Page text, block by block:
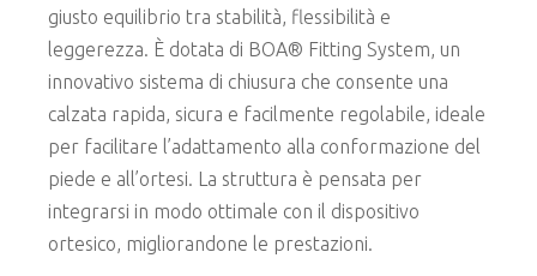
giusto equilibrio tra stabilità, flessibilità e
leggerezza. È dotata di BOA® Fitting System, un
innovativo sistema di chiusura che consente una
calzata rapida, sicura e facilmente regolabile, ideale
per facilitare l’adattamento alla conformazione del
piede e all’ortesi. La struttura è pensata per
integrarsi in modo ottimale con il dispositivo
ortesico, migliorandone le prestazioni.